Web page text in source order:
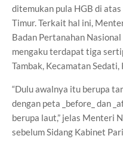
ditemukan pula HGB di
Timur. Terkait hal ini,
Badan Pertanahan
mengaku terdapat tiga
Tambak, Kecamatan
“Dulu awalnya itu berupa
dengan peta _before_ dan
berupa laut,” jelas Menteri
sebelum Sidang Kabinet